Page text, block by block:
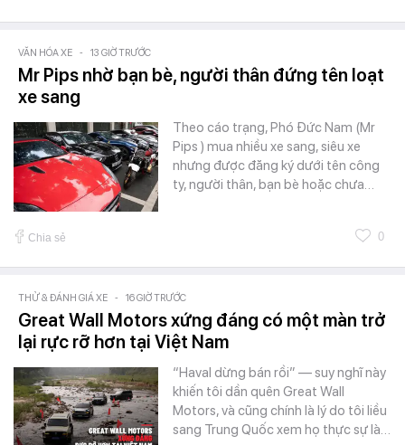
VĂN HÓA XE - 13 GIỜ TRƯỚC
Mr Pips nhờ bạn bè, người thân đứng tên loạt
xe sang
Theo cáo trạng, Phó Đức Nam (Mr
Pips ) mua nhiều xe sang, siêu xe
nhưng được đăng ký dưới tên công
ty, người thân, bạn bè hoặc chưa…
Chia sẻ 0
THỬ & ĐÁNH GIÁ XE - 16 GIỜ TRƯỚC
Great Wall Motors xứng đáng có một màn trở
lại rực rỡ hơn tại Việt Nam
“Haval dừng bán rồi” — suy nghĩ này
khiến tôi dần quên Great Wall
Motors, và cũng chính là lý do tôi liều
sang Trung Quốc xem họ thực sự là…